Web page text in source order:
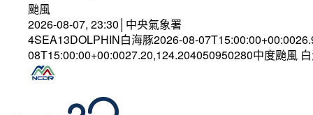
颱風
2026-08-07, 23:30│中央氣象署
4SEA13DOLPHIN白海豚2026-08-
08T15:00:00+00:0027.20,124.204050950280中度颱風